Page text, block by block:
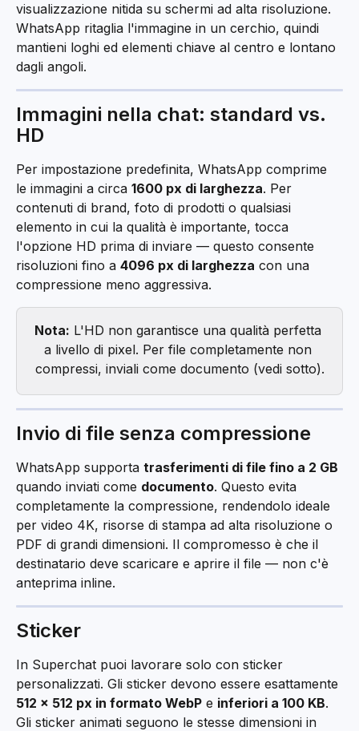
visualizzazione nitida su schermi ad alta risoluzione.
WhatsApp ritaglia l'immagine in un cerchio, quindi
mantieni loghi ed elementi chiave al centro e lontano
dagli angoli.
Immagini nella chat: standard vs.
HD
Per impostazione predefinita, WhatsApp comprime
le immagini a circa 1600 px di larghezza. Per
contenuti di brand, foto di prodotti o qualsiasi
elemento in cui la qualità è importante, tocca
l'opzione HD prima di inviare — questo consente
risoluzioni fino a 4096 px di larghezza con una
compressione meno aggressiva.
Nota: L'HD non garantisce una qualità perfetta
a livello di pixel. Per file completamente non
compressi, inviali come documento (vedi sotto).
Invio di file senza compressione
WhatsApp supporta trasferimenti di file fino a 2 GB
quando inviati come documento. Questo evita
completamente la compressione, rendendolo ideale
per video 4K, risorse di stampa ad alta risoluzione o
PDF di grandi dimensioni. Il compromesso è che il
destinatario deve scaricare e aprire il file — non c'è
anteprima inline.
Sticker
In Superchat puoi lavorare solo con sticker
personalizzati. Gli sticker devono essere esattamente
512 × 512 px in formato WebP e inferiori a 100 KB.
Gli sticker animati seguono le stesse dimensioni in